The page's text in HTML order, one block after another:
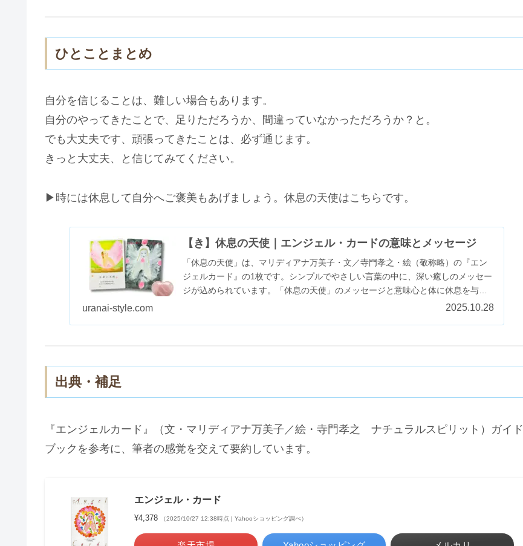
ひとことまとめ
自分を信じることは、難しい場合もあります。
自分のやってきたことで、足りただろうか、間違っていなかっただろうか？と。
でも大丈夫です、頑張ってきたことは、必ず通じます。
きっと大丈夫、と信じてみてください。
▶時には休息して自分へご褒美もあげましょう。休息の天使はこちらです。
【き】休息の天使｜エンジェル・カードの意味とメッセージ
「休息の天使」は、マリディアナ万美子・文／寺門孝之・絵（敬称略）の『エン
ジェルカード』の1枚です。シンプルでやさしい言葉の中に、深い癒しのメッセー
ジが込められています。「休息の天使」のメッセージと意味心と体に休息を与え
uranai-style.com 2025.10.28
出典・補足
『エンジェルカード』（文・マリディアナ万美子／絵・寺門孝之 ナチュラルスピリット）ガイド
ブックを参考に、筆者の感覚を交えて要約しています。
エンジェル・カード
¥4,378 （2025/10/27 12:38時点 | Yahooショッピング調べ）